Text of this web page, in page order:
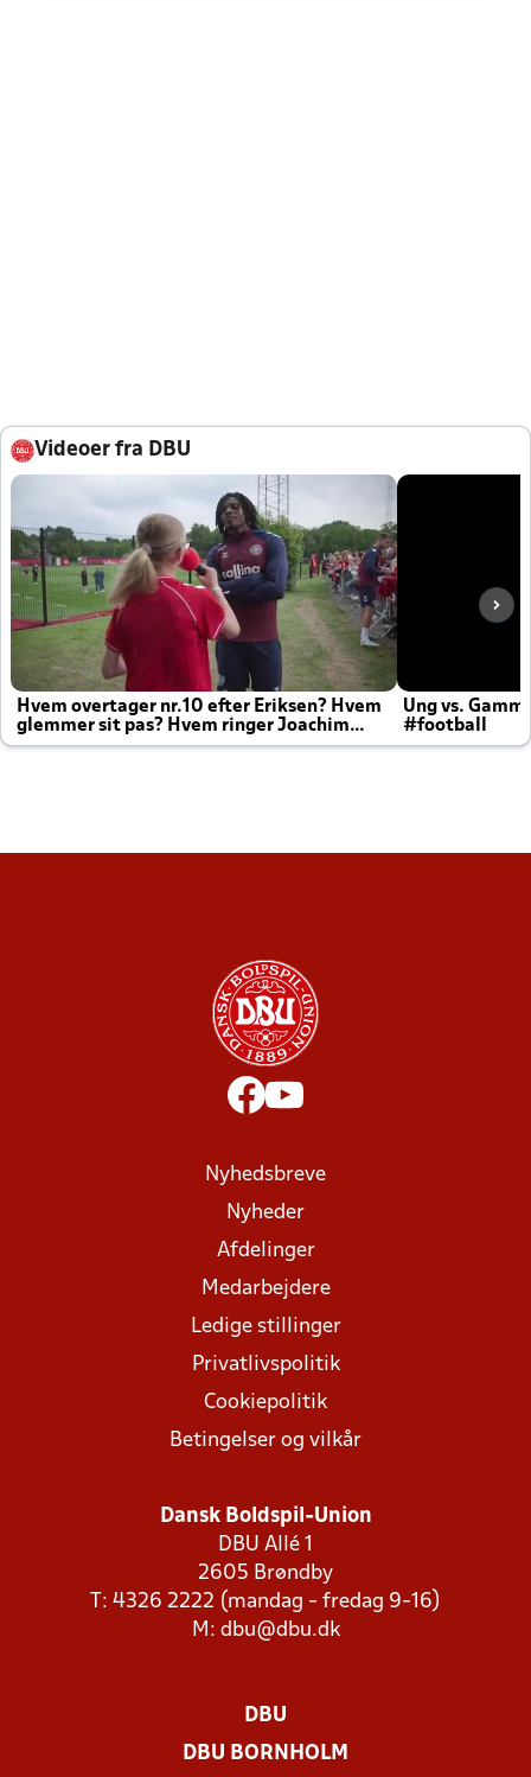
Videoer fra DBU
Hvem overtager nr.10 efter Eriksen? Hvem
glemmer sit pas? Hvem ringer Joachim
altid til efter kampe?
Ung vs.
#football
Nyhedsbreve
Nyheder
Afdelinger
Medarbejdere
Ledige stillinger
Privatlivspolitik
Cookiepolitik
Betingelser og vilkår
Dansk Boldspil-Union
DBU Allé 1
2605 Brøndby
T: 4326 2222 (mandag - fredag 9-16)
M: dbu@dbu.dk
DBU
DBU BORNHOLM